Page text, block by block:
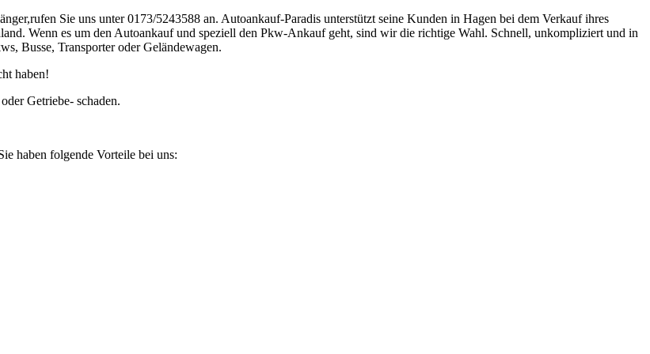
Sie uns unter 0173/5243588 an. Autoankauf-Paradis unterstützt seine Kunden in Hagen bei dem Verkauf ihres
Wenn es um den Autoankauf und speziell den Pkw-Ankauf geht, sind wir die richtige Wahl. Schnell, unkompliziert und in
Busse, Transporter oder Geländewagen.
haben!
Getriebe- schaden.
haben folgende Vorteile bei uns: